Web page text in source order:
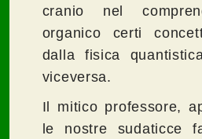
cranio nel
organico certi
dalla fisica
viceversa.
Il mitico professore,
le nostre sudaticce